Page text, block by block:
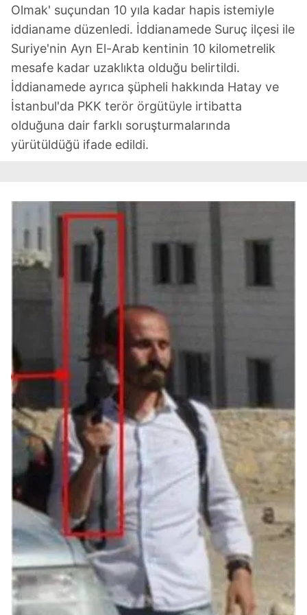
kullanılmaktadır. Bu çerezler vasıtasıyla çeşitli kişisel
verileriniz işlenmekte olup gerekli olan çerezler bilgi
toplumu hizmetlerinin sunulması amacıyla
kullanılmaktadır. Diğer çerezler, sitemizin daha işlevsel
kılınması ve kişiselleştirilmesi ve sizlere yönelik
reklam/pazarlama faaliyetlerinin yapılması, amaçlarıyla
sınırlı olarak açık rızanız dahilinde kullanılacaktır.
Çerezlere ilişkin tercihlerinizi aşağıda yer alan panel
Metnimiziziyaret edebilirsiniz.
6698 sayılı Kişisel Verilerin Korunması Kanunu uyarınca
hazırlanmış Aydınlatma Metnimizi okumak ve sitemizde
ilgili mevzuata uygun olarak kullanılan çerezlerle ilgili bilgi
almak için lütfen
Olmak' suçundan 10 yıla kadar hapis istemiyle
iddianame düzenledi. İddianamede Suruç ilçesi ile
Suriye'nin Ayn El-Arab kentinin 10 kilometrelik
mesafe kadar uzaklıkta olduğu belirtildi.
İddianamede ayrıca şüpheli hakkında Hatay ve
İstanbul'da PKK terör örgütüyle irtibatta
olduğuna dair farklı soruşturmalarında
yürütüldüğü ifade edildi.